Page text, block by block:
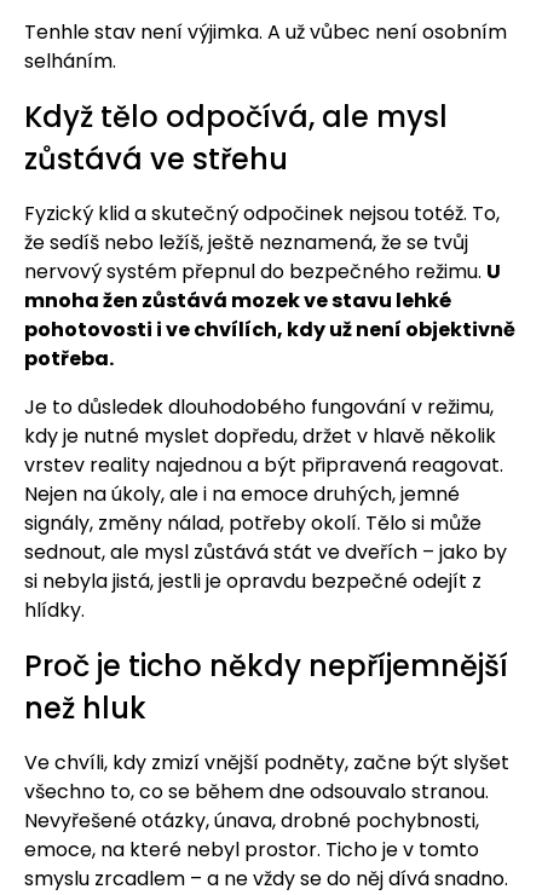
Tenhle stav není výjimka. A už vůbec není osobním
selháním.
Když tělo odpočívá, ale mysl
zůstává ve střehu
Fyzický klid a skutečný odpočinek nejsou totéž. To,
že sedíš nebo ležíš, ještě neznamená, že se tvůj
nervový systém přepnul do bezpečného režimu. U
mnoha žen zůstává mozek ve stavu lehké
pohotovosti i ve chvílích, kdy už není objektivně
potřeba.
Je to důsledek dlouhodobého fungování v režimu,
kdy je nutné myslet dopředu, držet v hlavě několik
vrstev reality najednou a být připravená reagovat.
Nejen na úkoly, ale i na emoce druhých, jemné
signály, změny nálad, potřeby okolí. Tělo si může
sednout, ale mysl zůstává stát ve dveřích – jako by
si nebyla jistá, jestli je opravdu bezpečné odejít z
hlídky.
Proč je ticho někdy nepříjemnější
než hluk
Ve chvíli, kdy zmizí vnější podněty, začne být slyšet
všechno to, co se během dne odsouvalo stranou.
Nevyřešené otázky, únava, drobné pochybnosti,
emoce, na které nebyl prostor. Ticho je v tomto
smyslu zrcadlem – a ne vždy se do něj dívá snadno.